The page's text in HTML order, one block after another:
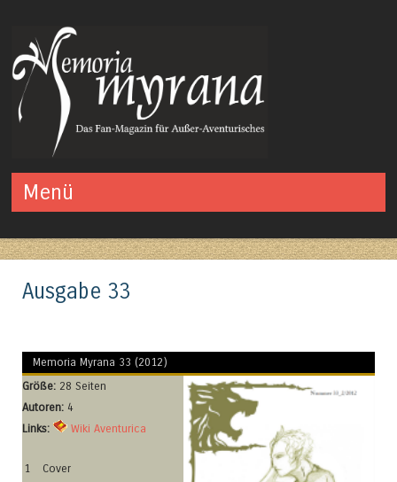
Menü
Ausgabe 33
Memoria Myrana 33 (2012)
Größe: 28 Seiten
Autoren: 4
Links:
Wiki Aventurica
1
Cover